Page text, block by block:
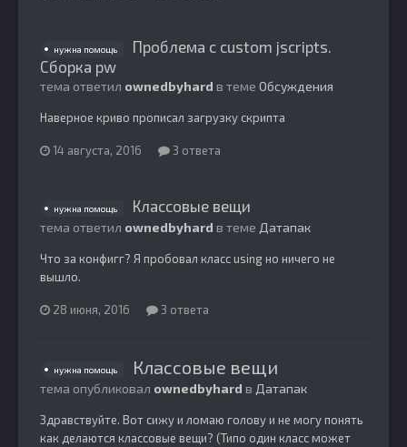
нужна помощь
Проблема с custom jscripts.
Сборка pw
тема ответил ownedbyhard в теме Обсуждения
Наверное криво прописал загрузку скрипта
14 августа, 2016 3 ответа
нужна помощь Классовые вещи
тема ответил ownedbyhard в теме Датапак
Что за конфигг? Я пробовал класс using но ничего не
вышло.
28 июня, 2016 3 ответа
нужна помощь Классовые вещи
тема опубликовал ownedbyhard в Датапак
Здравствуйте. Вот сижу и ломаю голову и не могу понять
как делаются классовые вещи? (Типо один класс может